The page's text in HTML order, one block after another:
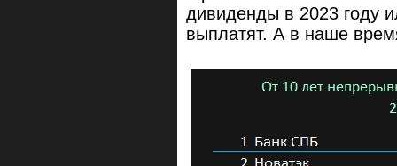
дивиденды в 2023 году
выплатят. А в наше